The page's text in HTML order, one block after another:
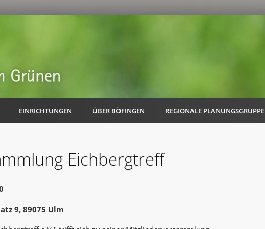
EINRICHTUNGEN ÜBER BÖFINGEN REGIONALE PLANUNGSGRUPPE
Eichbergtreff
9, 89075 Ulm